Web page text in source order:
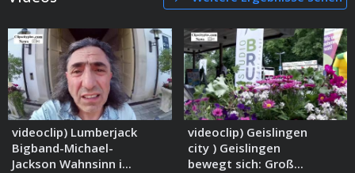
videoclip) Lumberjack
Bigband-Michael-
Jackson Wahnsinn i...
videoclip) Geislingen
city ) Geislingen
bewegt sich: Groß...